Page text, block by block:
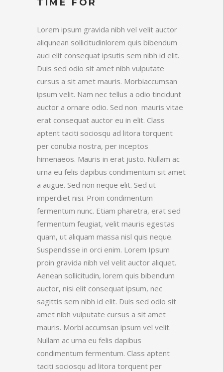
TIME FOR
Lorem ipsum gravida nibh vel velit auctor
aliqunean sollicitudinlorem quis bibendum
auci elit consequat ipsutis sem nibh id elit.
Duis sed odio sit amet nibh vulputate
cursus a sit amet mauris. Morbiaccumsan
ipsum velit. Nam nec tellus a odio tincidunt
auctor a ornare odio. Sed non mauris vitae
erat consequat auctor eu in elit. Class
aptent taciti sociosqu ad litora torquent
per conubia nostra, per inceptos
himenaeos. Mauris in erat justo. Nullam ac
urna eu felis dapibus condimentum sit amet
a augue. Sed non neque elit. Sed ut
imperdiet nisi. Proin condimentum
fermentum nunc. Etiam pharetra, erat sed
fermentum feugiat, velit mauris egestas
quam, ut aliquam massa nisl quis neque.
Suspendisse in orci enim. Lorem Ipsum
proin gravida nibh vel velit auctor aliquet.
Aenean sollicitudin, lorem quis bibendum
auctor, nisi elit consequat ipsum, nec
sagittis sem nibh id elit. Duis sed odio sit
amet nibh vulputate cursus a sit amet
mauris. Morbi accumsan ipsum vel velit.
Nullam ac urna eu felis dapibus
condimentum fermentum. Class aptent
taciti sociosqu ad litora torquent per